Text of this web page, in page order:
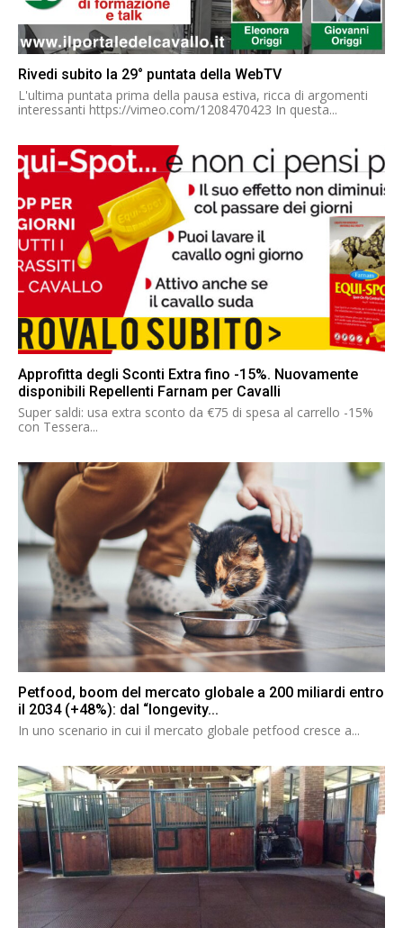
Rivedi subito la 29° puntata della WebTV
L'ultima puntata prima della pausa estiva, ricca di argomenti
interessanti https://vimeo.com/1208470423 In questa...
Approfitta degli Sconti Extra fino -15%. Nuovamente
disponibili Repellenti Farnam per Cavalli
Super saldi: usa extra sconto da €75 di spesa al carrello -15%
con Tessera...
Petfood, boom del mercato globale a 200 miliardi entro
il 2034 (+48%): dal “longevity...
In uno scenario in cui il mercato globale petfood cresce a...